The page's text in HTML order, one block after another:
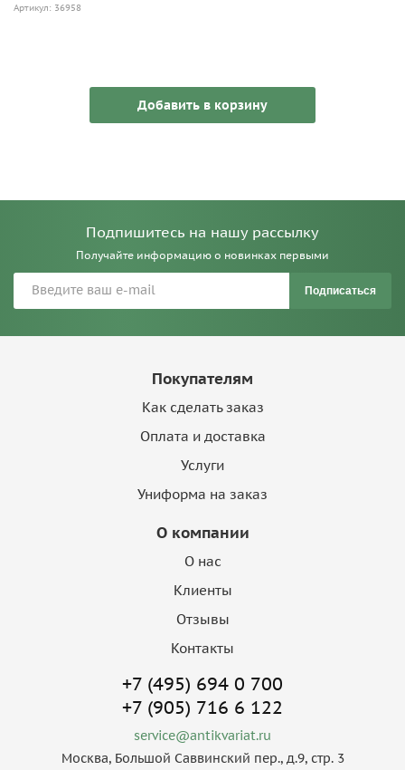
Артикул: 36958
Добавить в корзину
Подпишитесь на нашу рассылку
Получайте информацию о новинках первыми
Подписаться
Покупателям
Как сделать заказ
Оплата и доставка
Услуги
Униформа на заказ
О компании
О нас
Клиенты
Отзывы
Контакты
+7 (495) 694 0 700
+7 (905) 716 6 122
service@antikvariat.ru
Москва, Большой Саввинский пер., д.9, стр. 3